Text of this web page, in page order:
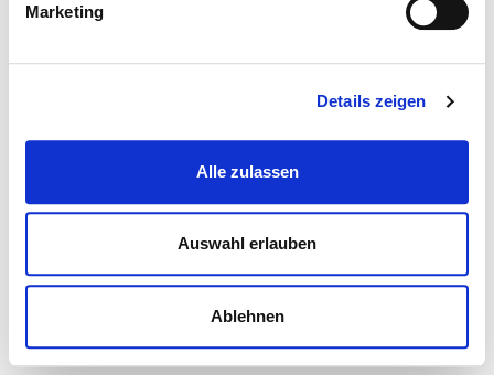
Marketing
Details zeigen
Alle zulassen
Auswahl erlauben
Ablehnen